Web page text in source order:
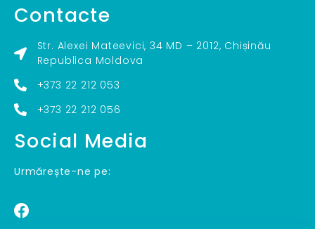
Contacte
Str. Alexei Mateevici, 34 MD – 2012, Chișinău
Republica Moldova
+373 22 212 053
+373 22 212 056
Social Media
Urmărește-ne pe: